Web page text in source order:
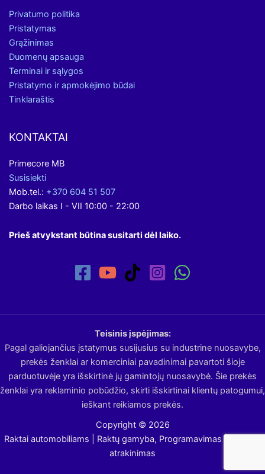
Privatumo politika
Pristatymas
Grąžinimas
Duomenų apsauga
Terminai ir sąlygos
Pristatymo ir apmokėjimo būdai
Tinklaraštis
KONTAKTAI
Primecore MB
Susisiekti
Mob.tel.: +370 604 51 507
Darbo laikas I - VII 10:00 - 22:00
Prieš atvykstant būtina susitarti dėl laiko.
Teisinis įspėjimas:
Pagal galiojančius įstatymus susijusius su industrine nuosavybe,
prekės ženklai ar komerciniai pavadinimai pavartoti šioje
parduotuvėje yra išskirtinė jų gamintojų nuosavybė. Šie prekės
ženklai yra reklaminio pobūdžio, skirti išskirtinai klientų patogumui,
ieškant reikiamos prekės.
Copyright © 2026
Raktai automobiliams | Raktų gamyba, Programavimas | Avarinis
atrakinimas